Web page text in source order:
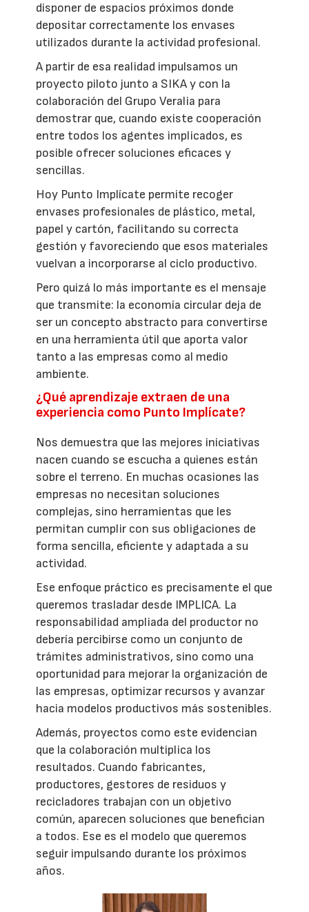
disponer de espacios próximos donde
depositar correctamente los envases
utilizados durante la actividad profesional.
A partir de esa realidad impulsamos un
proyecto piloto junto a SIKA y con la
colaboración del Grupo Veralia para
demostrar que, cuando existe cooperación
entre todos los agentes implicados, es
posible ofrecer soluciones eficaces y
sencillas.
Hoy Punto Implícate permite recoger
envases profesionales de plástico, metal,
papel y cartón, facilitando su correcta
gestión y favoreciendo que esos materiales
vuelvan a incorporarse al ciclo productivo.
Pero quizá lo más importante es el mensaje
que transmite: la economía circular deja de
ser un concepto abstracto para convertirse
en una herramienta útil que aporta valor
tanto a las empresas como al medio
ambiente.
¿Qué aprendizaje extraen de una
experiencia como Punto Implícate?
Nos demuestra que las mejores iniciativas
nacen cuando se escucha a quienes están
sobre el terreno. En muchas ocasiones las
empresas no necesitan soluciones
complejas, sino herramientas que les
permitan cumplir con sus obligaciones de
forma sencilla, eficiente y adaptada a su
actividad.
Ese enfoque práctico es precisamente el que
queremos trasladar desde IMPLICA. La
responsabilidad ampliada del productor no
debería percibirse como un conjunto de
trámites administrativos, sino como una
oportunidad para mejorar la organización de
las empresas, optimizar recursos y avanzar
hacia modelos productivos más sostenibles.
Además, proyectos como este evidencian
que la colaboración multiplica los
resultados. Cuando fabricantes,
productores, gestores de residuos y
recicladores trabajan con un objetivo
común, aparecen soluciones que benefician
a todos. Ese es el modelo que queremos
seguir impulsando durante los próximos
años.